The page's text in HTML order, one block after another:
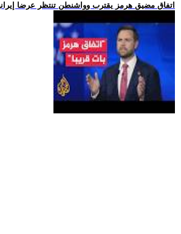
.. اتفاق مضيق هرمز يقترب وواشنطن تنتظر عرضا